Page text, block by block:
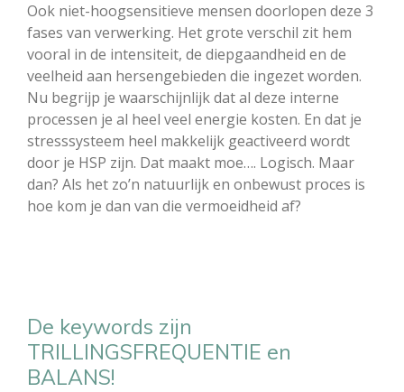
Ook niet-hoogsensitieve mensen doorlopen deze 3
fases van verwerking. Het grote verschil zit hem
vooral in de intensiteit, de diepgaandheid en de
veelheid aan hersengebieden die ingezet worden.
Nu begrijp je waarschijnlijk dat al deze interne
processen je al heel veel energie kosten. En dat je
stresssysteem heel makkelijk geactiveerd wordt
door je HSP zijn. Dat maakt moe…. Logisch. Maar
dan? Als het zo’n natuurlijk en onbewust proces is
hoe kom je dan van die vermoeidheid af?
De keywords zijn
TRILLINGSFREQUENTIE en
BALANS!